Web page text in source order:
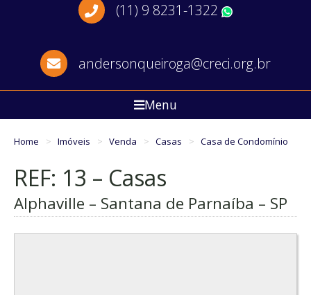
(11) 9 8231-1322
andersonqueiroga@creci.org.br
Menu
Home Imóveis Venda Casas Casa de Condomínio
REF: 13 – Casas
Alphaville – Santana de Parnaíba – SP